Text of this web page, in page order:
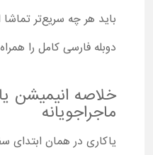
باید هر چه سریع‌تر
دوبله فارسی کامل را
خلاصه انیمیشن
ماجراجویانه
یاکاری در همان ابتدای